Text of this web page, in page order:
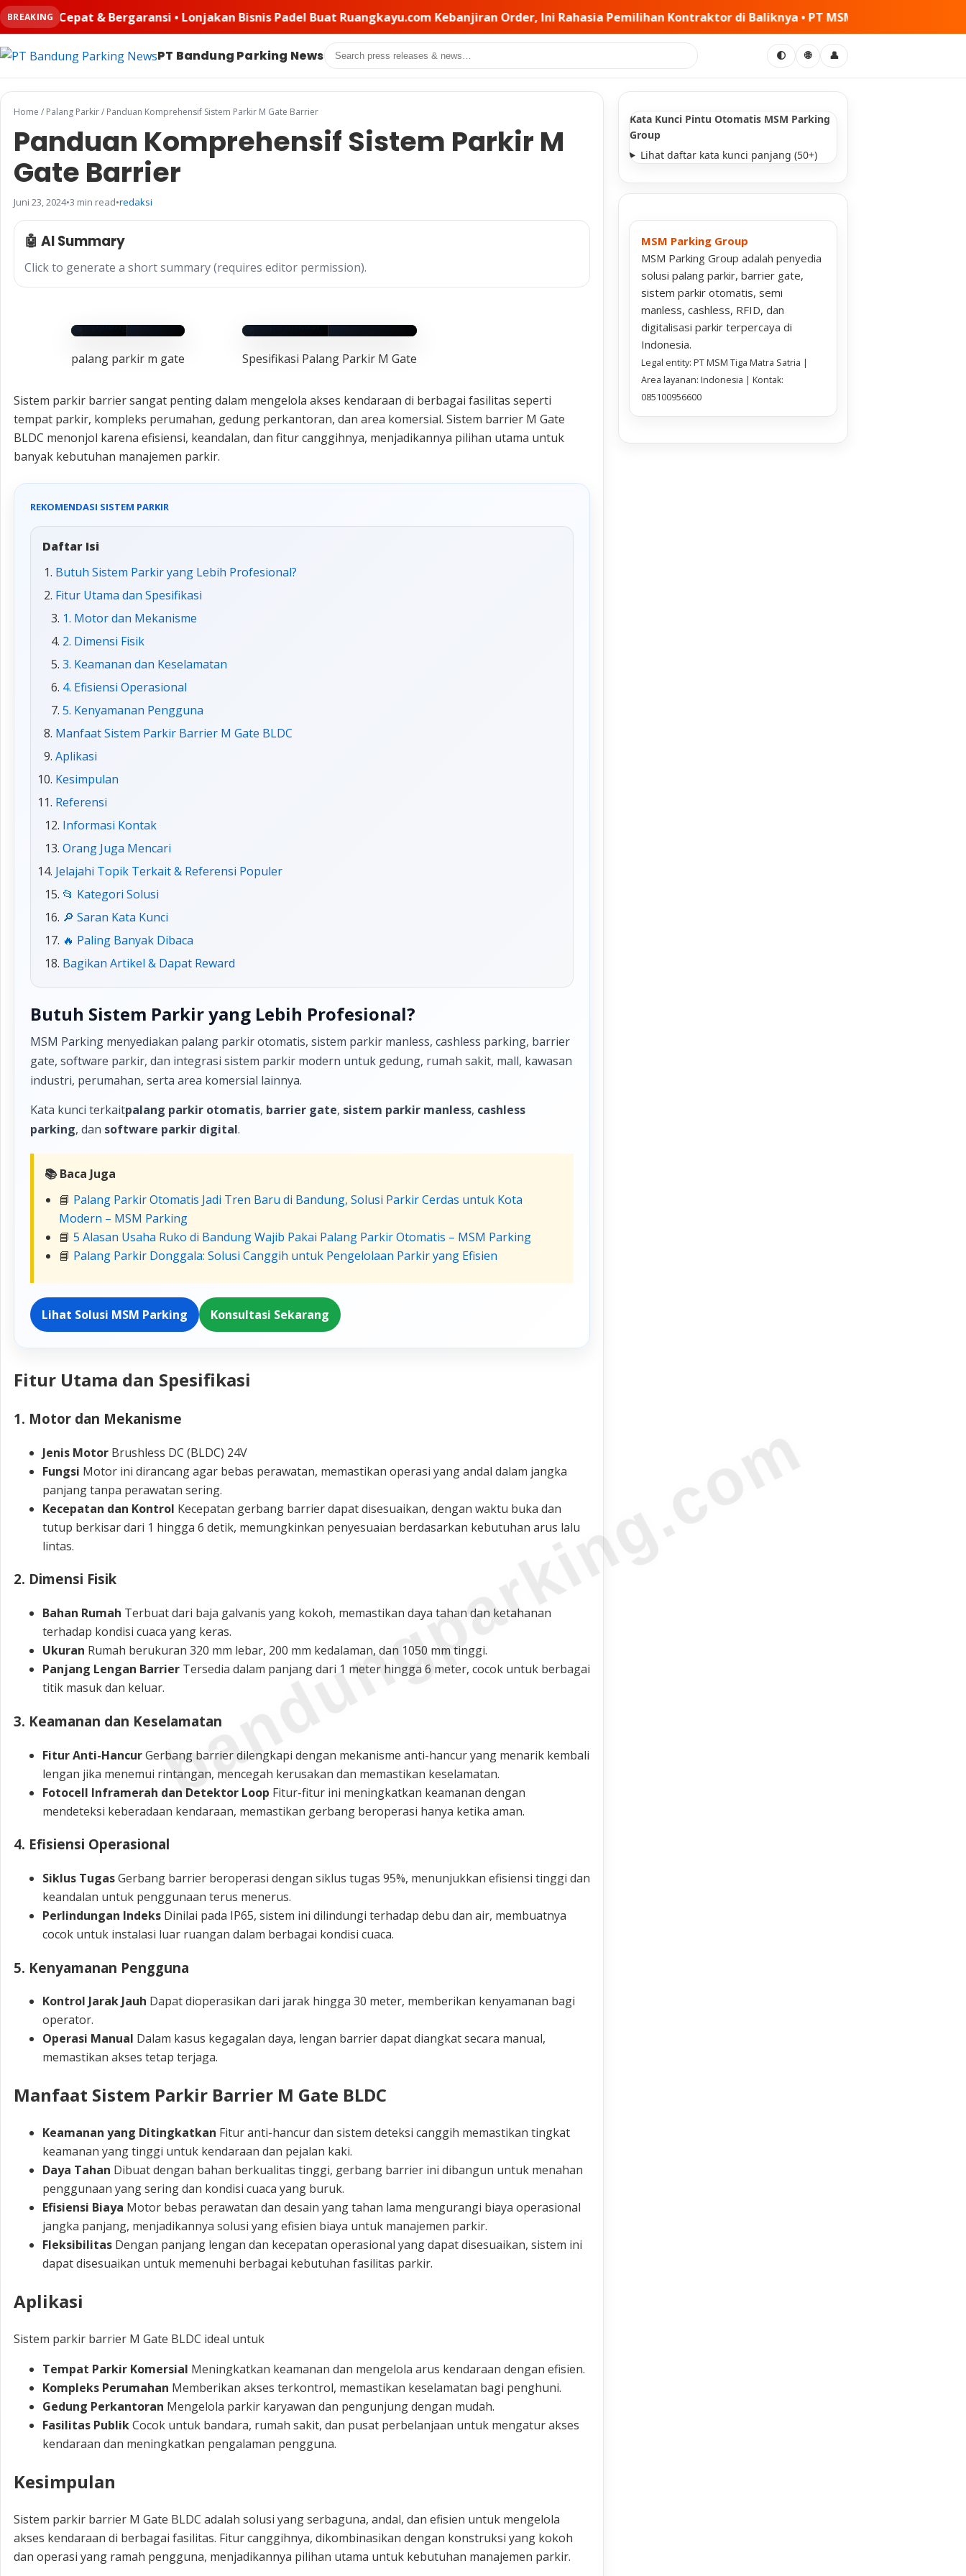
BREAKING• Lonjakan Bisnis Padel Buat Ruangkayu.com Kebanjiran Order, Ini Rahasia Pemilihan Kontraktor di Baliknya • PT MSM Tiga Matra Satria: Dinamika
PT Bandung Parking NewsSearch 🌓 🌐 👤
Home / Palang Parkir/ Panduan Komprehensif Sistem Parkir M Gate Barrier
Panduan Komprehensif Sistem Parkir M
Gate Barrier
Juni 23, 2024•3 min read•redaksi
🤖 AI Summary
Click to generate a short summary (requires editor permission).
LIHAT
msmparking.com
palang parkir m gate LIHAT GAMBAR
Spesifikasi Palang Parkir M Gate
Sistem parkir barrier sangat penting dalam mengelola akses kendaraan di berbagai fasilitas seperti
tempat parkir, kompleks perumahan, gedung perkantoran, dan area komersial. Sistem barrier M Gate
BLDC menonjol karena efisiensi, keandalan, dan fitur canggihnya, menjadikannya pilihan utama untuk
banyak kebutuhan manajemen parkir.
REKOMENDASI SISTEM PARKIR
Daftar Isi
Butuh Sistem Parkir yang Lebih Profesional?
Fitur Utama dan Spesifikasi
1. Motor dan Mekanisme
2. Dimensi Fisik
3. Keamanan dan Keselamatan
4. Efisiensi Operasional
5. Kenyamanan Pengguna
Manfaat Sistem Parkir Barrier M Gate BLDC
Aplikasi
Kesimpulan
Referensi
Informasi Kontak
Orang Juga Mencari
Jelajahi Topik Terkait & Referensi Populer
📂 Kategori Solusi
🔎 Saran Kata Kunci
🔥 Paling Banyak Dibaca
Bagikan Artikel & Dapat Reward
Butuh Sistem Parkir yang Lebih Profesional?
MSM Parking menyediakan palang parkir otomatis, sistem parkir manless, cashless parking, barrier
gate, software parkir, dan integrasi sistem parkir modern untuk gedung, rumah sakit, mall, kawasan
industri, perumahan, serta area komersial lainnya.
Kata kunci terkaitpalang parkir otomatis, barrier gate, sistem parkir manless, cashless
parking, dan software parkir digital.
📚 Baca Juga
📘 Palang Parkir Otomatis Jadi Tren Baru di Bandung, Solusi Parkir Cerdas untuk Kota
Modern – MSM Parking
📘 5 Alasan Usaha Ruko di Bandung Wajib Pakai Palang Parkir Otomatis – MSM Parking
📘 Palang Parkir Donggala: Solusi Canggih untuk Pengelolaan Parkir yang Efisien
Lihat Solusi MSM Parking Konsultasi Sekarang
Fitur Utama dan Spesifikasi
1. Motor dan Mekanisme
Jenis Motor Brushless DC (BLDC) 24V
Fungsi Motor ini dirancang agar bebas perawatan, memastikan operasi yang andal dalam jangka
panjang tanpa perawatan sering.
Kecepatan dan Kontrol Kecepatan gerbang barrier dapat disesuaikan, dengan waktu buka dan
tutup berkisar dari 1 hingga 6 detik, memungkinkan penyesuaian berdasarkan kebutuhan arus lalu
lintas.
2. Dimensi Fisik
Bahan Rumah Terbuat dari baja galvanis yang kokoh, memastikan daya tahan dan ketahanan
terhadap kondisi cuaca yang keras.
Ukuran Rumah berukuran 320 mm lebar, 200 mm kedalaman, dan 1050 mm tinggi.
Panjang Lengan Barrier Tersedia dalam panjang dari 1 meter hingga 6 meter, cocok untuk berbagai
titik masuk dan keluar.
3. Keamanan dan Keselamatan
Fitur Anti-HancurGerbang barrier dilengkapi dengan mekanisme anti-hancur yang menarik kembali
lengan jika menemui rintangan, mencegah kerusakan dan memastikan keselamatan.
Fotocell Inframerah dan Detektor Loop Fitur-fitur ini meningkatkan keamanan dengan
mendeteksi keberadaan kendaraan, memastikan gerbang beroperasi hanya ketika aman.
4. Efisiensi Operasional
Siklus TugasGerbang barrier beroperasi dengan siklus tugas 95%, menunjukkan efisiensi tinggi dan
keandalan untuk penggunaan terus menerus.
Perlindungan Indeks Dinilai pada IP65, sistem ini dilindungi terhadap debu dan air, membuatnya
cocok untuk instalasi luar ruangan dalam berbagai kondisi cuaca.
5. Kenyamanan Pengguna
Kontrol Jarak Jauh Dapat dioperasikan dari jarak hingga 30 meter, memberikan kenyamanan bagi
operator.
Operasi Manual Dalam kasus kegagalan daya, lengan barrier dapat diangkat secara manual,
memastikan akses tetap terjaga.
Manfaat Sistem Parkir Barrier M Gate BLDC
Keamanan yang Ditingkatkan Fitur anti-hancur dan sistem deteksi canggih memastikan tingkat
keamanan yang tinggi untuk kendaraan dan pejalan kaki.
Daya Tahan Dibuat dengan bahan berkualitas tinggi, gerbang barrier ini dibangun untuk menahan
penggunaan yang sering dan kondisi cuaca yang buruk.
Efisiensi Biaya Motor bebas perawatan dan desain yang tahan lama mengurangi biaya operasional
jangka panjang, menjadikannya solusi yang efisien biaya untuk manajemen parkir.
Fleksibilitas Dengan panjang lengan dan kecepatan operasional yang dapat disesuaikan, sistem ini
dapat disesuaikan untuk memenuhi berbagai kebutuhan fasilitas parkir.
Aplikasi
Sistem parkir barrier M Gate BLDC ideal untuk
Tempat Parkir Komersial Meningkatkan keamanan dan mengelola arus kendaraan dengan efisien.
Kompleks Perumahan Memberikan akses terkontrol, memastikan keselamatan bagi penghuni.
Gedung Perkantoran Mengelola parkir karyawan dan pengunjung dengan mudah.
Fasilitas PublikCocok untuk bandara, rumah sakit, dan pusat perbelanjaan untuk mengatur akses
kendaraan dan meningkatkan pengalaman pengguna.
Kesimpulan
Sistem parkir barrier M Gate BLDC adalah solusi yang serbaguna, andal, dan efisien untuk mengelola
akses kendaraan di berbagai fasilitas. Fitur canggihnya, dikombinasikan dengan konstruksi yang kokoh
dan operasi yang ramah pengguna, menjadikannya pilihan utama untuk kebutuhan manajemen parkir.
Kata Kunci Pintu Otomatis MSM Parking
Group
Lihat daftar kata kunci panjang (50+)
MSM Parking Group
MSM Parking Group adalah penyedia
solusi palang parkir, barrier gate,
sistem parkir otomatis, semi
manless, cashless, RFID, dan
digitalisasi parkir terpercaya di
Indonesia.
Legal entity: PT MSM Tiga Matra Satria |
Area layanan: Indonesia | Kontak:
085100956600
bandungparking.com